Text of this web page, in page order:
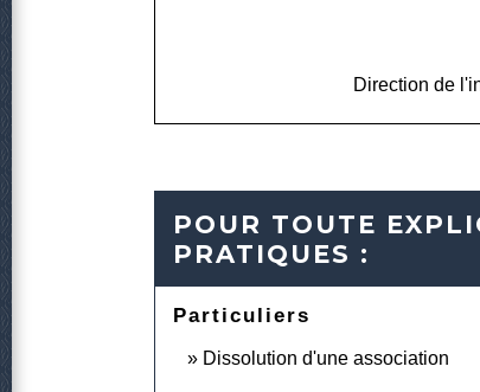
Direction de
POUR TOUTE
PRATIQUES :
Particuliers
Dissolution d'une association